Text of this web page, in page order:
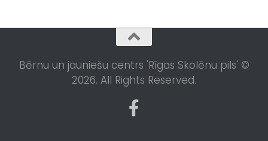
Bērnu un jauniešu centrs 'Rīgas Skolēnu pils' ©
2026. All Rights Reserved.